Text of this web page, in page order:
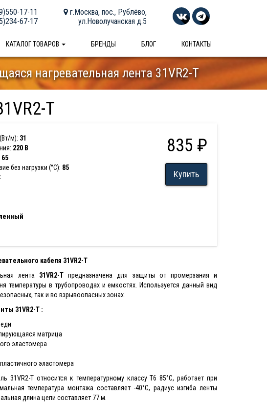
17-11
67-17
г.Москва, пос., Рублёво,
ул.Новолучанская д.5
КАТАЛОГ ТОВАРОВ БРЕНДЫ БЛОГ КОНТАКТЫ
нагревательная лента 31VR2-T
T
м): 31
220 В
65
без нагрузки (°С): 85
835 ₽
Купить
кабеля 31VR2-T
лента 31VR2-T предназначена для защиты от промерзания и
температуры в трубопроводах и емкостях. Используется данный вид
так и во взрывоопасных зонах.
31VR2-T :
матрица
эластомера
эластомера
31VR2-T относится к температурному классу Т6 85°С, работает при
температура монтажа составляет -40°C, радиус изгиба ленты
длина цепи составляет 77 м.